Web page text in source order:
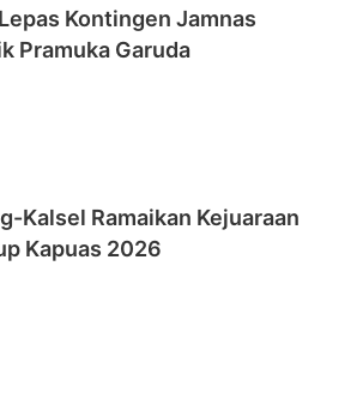
Kontingen Jamnas
Pramuka Garuda
Kalsel Ramaikan Kejuaraan
Kapuas 2026